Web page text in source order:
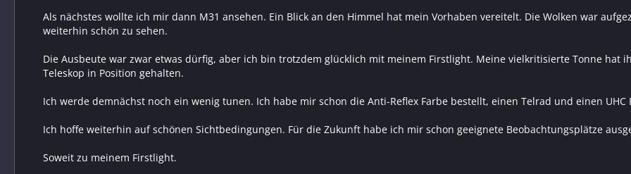
Als nächstes wollte ich mir dann M31 ansehen. Ein Blick an den Himmel hat mein Vorhaben vereitelt. Die Wolken war
weiterhin schön zu sehen.
Die Ausbeute war zwar etwas dürfig, aber ich bin trotzdem glücklich mit meinem Firstlight. Meine vielkritisierte Tonne hat
Teleskop in Position gehalten.
Ich werde demnächst noch ein wenig tunen. Ich habe mir schon die Anti-Reflex Farbe bestellt, einen Telrad und einen UHC
Ich hoffe weiterhin auf schönen Sichtbedingungen. Für die Zukunft habe ich mir schon geeignete Beobachtungsplätze
Soweit zu meinem Firstlight.